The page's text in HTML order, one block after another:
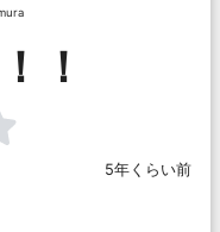
！
5年くらい前